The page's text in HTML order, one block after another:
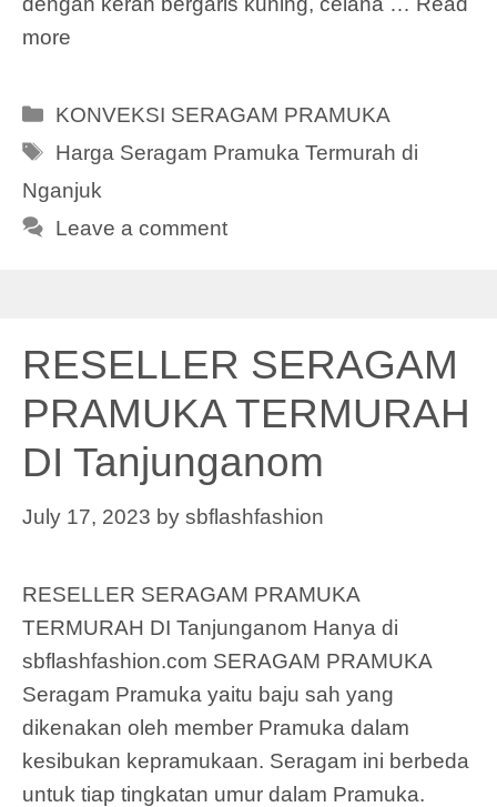
more
Categories
KONVEKSI SERAGAM PRAMUKA
Tags
Harga Seragam Pramuka Termurah di
Nganjuk
Leave a comment
RESELLER SERAGAM
PRAMUKA TERMURAH
DI Tanjunganom
July 17, 2023 by sbflashfashion
RESELLER SERAGAM PRAMUKA
TERMURAH DI Tanjunganom Hanya di
sbflashfashion.com SERAGAM PRAMUKA
Seragam Pramuka yaitu baju sah yang
dikenakan oleh member Pramuka dalam
kesibukan kepramukaan. Seragam ini berbeda
untuk tiap tingkatan umur dalam Pramuka.